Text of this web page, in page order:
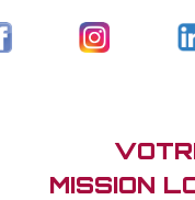
MISSION